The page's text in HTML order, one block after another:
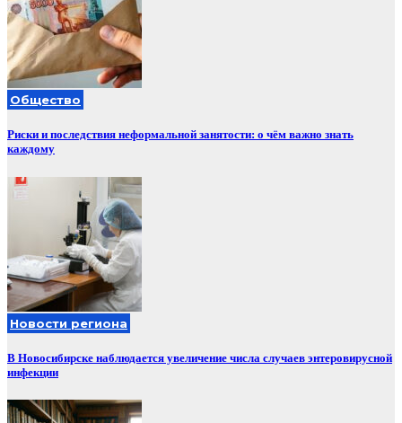
Общество
Риски и последствия неформальной занятости: о чём важно знать
каждому
Новости региона
В Новосибирске наблюдается увеличение числа случаев энтеровирусной
инфекции